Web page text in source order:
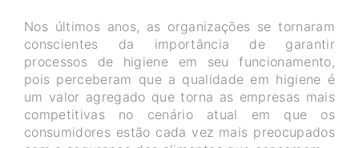
Nos últimos anos, as organizações se tornaram
conscientes da importância de garantir
processos de higiene em seu funcionamento,
pois perceberam que a qualidade em higiene é
um valor agregado que torna as empresas mais
competitivas no cenário atual em que os
consumidores estão cada vez mais preocupados